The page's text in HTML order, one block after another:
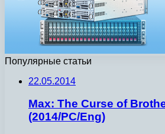
Популярные статьи
22.05.2014
Max: The Curse of
(2014/PС/Eng)